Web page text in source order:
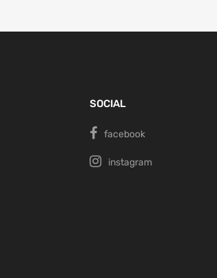
SOCIAL
facebook
instagram